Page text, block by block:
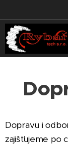
Dopravu i
zajišťujeme po